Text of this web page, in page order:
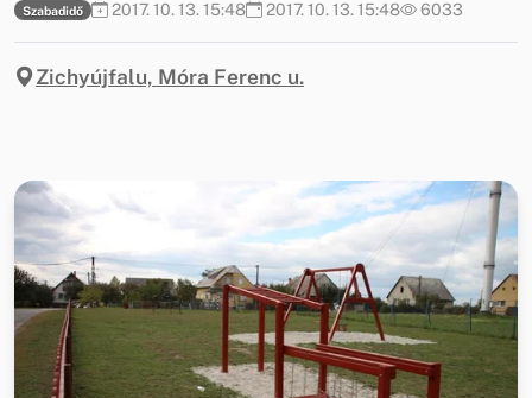
Szabadidő 2017. 10. 13. 15:48 2017. 10. 13. 15:48 6033
Zichyújfalu, Móra Ferenc u.